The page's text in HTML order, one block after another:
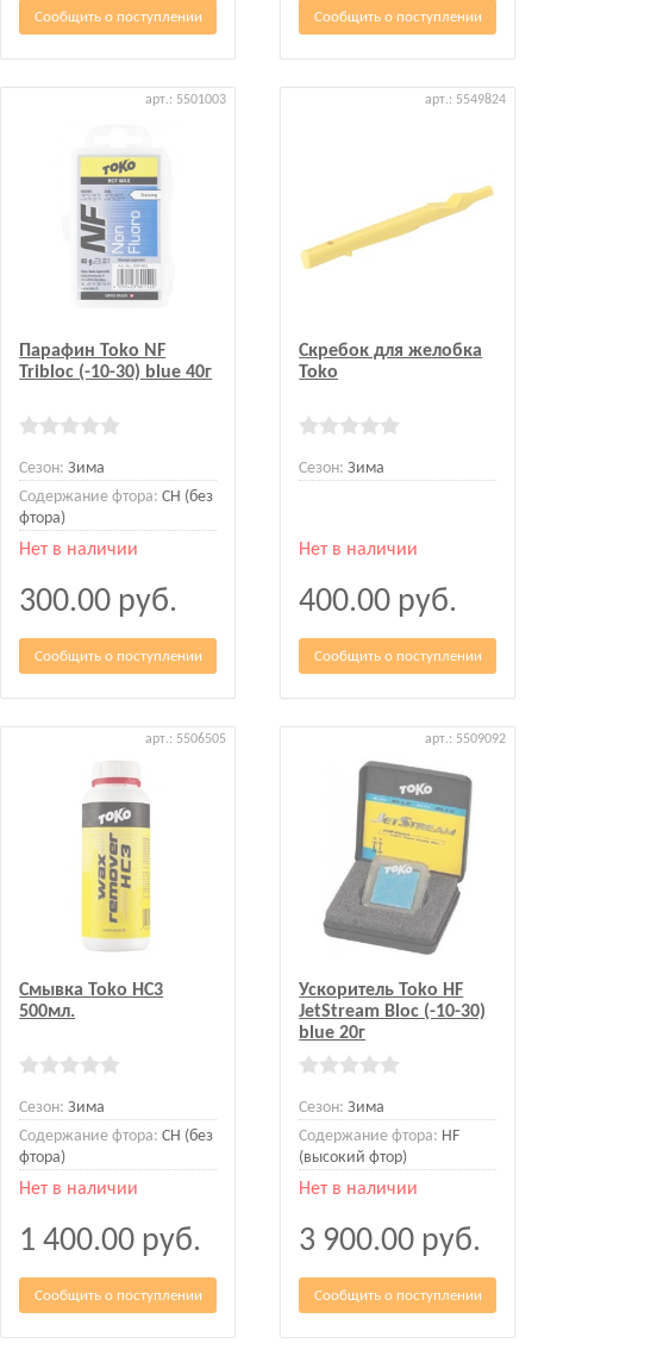
Сообщить о поступлении Сообщить о поступлении
арт.: 5501003
Парафин Toko NF
Tribloc (-10-30) blue 40г
Сезон: Зима
Содержание фтора: CH (без
фтора)
Нет в наличии
300.00 руб.
Сообщить о поступлении
арт.: 5549824
Скребок для желобка
Toko
Сезон: Зима
Нет в наличии
400.00 руб.
Сообщить о поступлении
арт.: 5506505
Смывка Toko HC3
500мл.
Сезон: Зима
Содержание фтора: CH (без
фтора)
Нет в наличии
1 400.00 руб.
Сообщить о поступлении
арт.: 5509092
Ускоритель Toko HF
JetStream Bloc (-10-30)
blue 20г
Сезон: Зима
Содержание фтора: HF
(высокий фтор)
Нет в наличии
3 900.00 руб.
Сообщить о поступлении